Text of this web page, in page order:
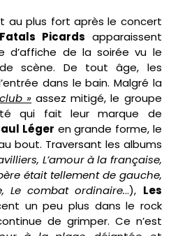
au plus fort après le concert
Picards apparaissent
d’affiche de la soirée vu le
scène. De tout âge, les
dans le bain. Malgré la
» assez mitigé, le groupe
qui fait leur marque de
Léger en grande forme, le
bout. Traversant les albums
L’amour à la française,
était tellement de gauche,
Le combat ordinaire...), Les
un peu plus dans le rock
de grimper. Ce n’est